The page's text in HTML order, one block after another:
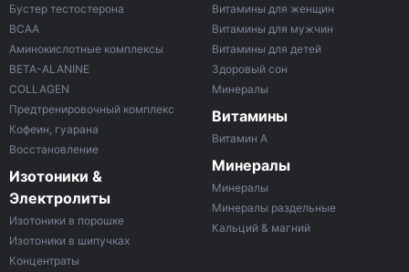
Бустер тестостерона
ВСАА
Аминокислотные комплексы
BETA-ALANINE
COLLAGEN
Предтренировочный комплекс
Кофеин, гуарана
Восстановление
Изотоники &
Электролиты
Изотоники в порошке
Изотоники в шипучках
Концентраты
Витамины для женщин
Витамины для мужчин
Витамины для детей
Здоровый сон
Минералы
Витамины
Витамин A
Минералы
Минералы
Минералы раздельные
Кальций & магний